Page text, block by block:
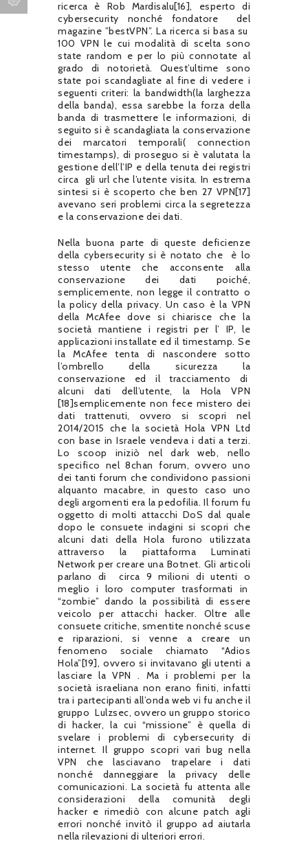
ricerca è Rob Mardisalu[16], esperto di
cybersecurity nonché fondatore
del
magazine ”bestVPN”. La ricerca si basa su
100 VPN le cui modalità di scelta sono
state random e per lo più connotate al
grado di notorietà. Quest’ultime sono
state poi scandagliate al fine di vedere i
seguenti criteri: la bandwidth(la larghezza
della banda), essa sarebbe la forza della
banda di trasmettere le informazioni, di
seguito si è scandagliata la conservazione
dei marcatori temporali( connection
timestamps), di proseguo si è valutata la
gestione dell’l’IP e della tenuta dei registri
circa gli url che l’utente visita. In estrema
sintesi si è scoperto che ben 27 VPN[17]
avevano seri problemi circa la segretezza
e la conservazione dei dati.
Nella buona parte di queste deficienze
della cybersecurity si è notato che
è lo
stesso utente che acconsente alla
conservazione dei dati poiché,
semplicemente, non legge il contratto o
la policy della privacy. Un caso è la VPN
della McAfee dove si chiarisce che la
società mantiene i registri per l’ IP, le
applicazioni installate ed il timestamp. Se
la McAfee tenta di nascondere sotto
l’ombrello della sicurezza la
conservazione ed il tracciamento di
alcuni dati dell’utente, la Hola VPN
[18]semplicemente non fece mistero dei
dati trattenuti, ovvero si scopri nel
2014/2015 che la società Hola VPN Ltd
con base in Israele vendeva i dati a terzi.
Lo scoop iniziò nel dark web, nello
specifico nel 8chan forum, ovvero uno
dei tanti forum che condividono passioni
alquanto macabre, in questo caso uno
degli argomenti era la pedofilia. Il forum fu
oggetto di molti attacchi DoS dal quale
dopo le consuete indagini si scopri che
alcuni dati della Hola furono utilizzata
attraverso la piattaforma Luminati
Network per creare una Botnet. Gli articoli
parlano di
circa 9 milioni di utenti o
meglio i loro computer trasformati in
“zombie” dando la possibilità di essere
veicolo per attacchi hacker. Oltre alle
consuete critiche, smentite nonché scuse
e riparazioni, si venne a creare un
fenomeno sociale chiamato “Adios
Hola”[19], ovvero si invitavano gli utenti a
lasciare la VPN . Ma i problemi per la
società israeliana non erano finiti, infatti
tra i partecipanti all’onda web vi fu anche il
gruppo Lulzsec, ovvero un gruppo storico
di hacker, la cui “missione” è quella di
svelare i problemi di cybersecurity di
internet. Il gruppo scopri vari bug nella
VPN che lasciavano trapelare i dati
nonché danneggiare la privacy delle
comunicazioni. La società fu attenta alle
considerazioni della comunità degli
hacker e rimediò con alcune patch agli
errori nonché invitò il gruppo ad aiutarla
nella rilevazioni di ulteriori errori.